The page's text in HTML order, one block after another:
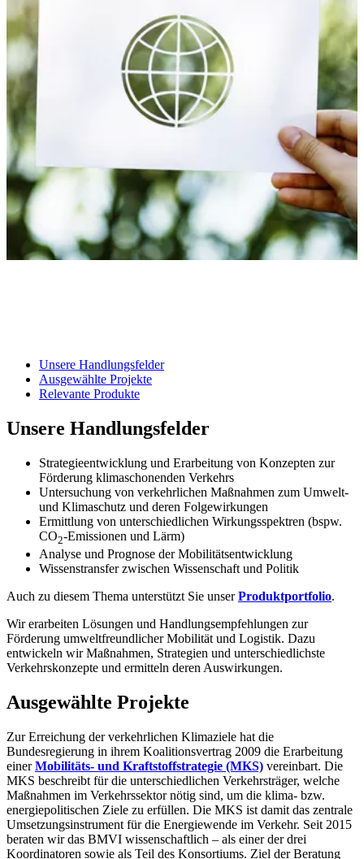
Unsere Handlungsfelder
Ausgewählte Projekte
Relevante Produkte
Unsere Handlungsfelder
Strategieentwicklung und Erarbeitung von Konzepten zur
Förderung klimaschonenden Verkehrs
Untersuchung von verkehrlichen Maßnahmen zum Umwelt-
und Klimaschutz und deren Folgewirkungen
Ermittlung von unterschiedlichen Wirkungsspektren (bspw.
CO2-Emissionen und Lärm)
Analyse und Prognose der Mobilitätsentwicklung
Wissenstransfer zwischen Wissenschaft und Politik
Auch zu diesem Thema unterstützt Sie unserProduktportfolio.
Wir erarbeiten Lösungen und Handlungsempfehlungen zur
Förderung umweltfreundlicher Mobilität und Logistik. Dazu
entwickeln wir Maßnahmen, Strategien und unterschiedlichste
Verkehrskonzepte und ermitteln deren Auswirkungen.
Ausgewählte Projekte
Zur Erreichung der verkehrlichen Klimaziele hat die
Bundesregierung in ihrem Koalitionsvertrag 2009 die Erarbeitung
einerMobilitäts- und Kraftstoffstrategie (MKS) vereinbart. Die
MKS beschreibt für die unterschiedlichen Verkehrsträger, welche
Maßnahmen im Verkehrssektor nötig sind, um die klima- bzw.
energiepolitischen Ziele zu erfüllen. Die MKS ist damit das zentrale
Umsetzungsinstrument für die Energiewende im Verkehr. Seit 2015
beraten wir das BMVI wissenschaftlich – als einer der drei
Koordinatoren sowie als Teil des Konsortiums. Ziel der Beratung